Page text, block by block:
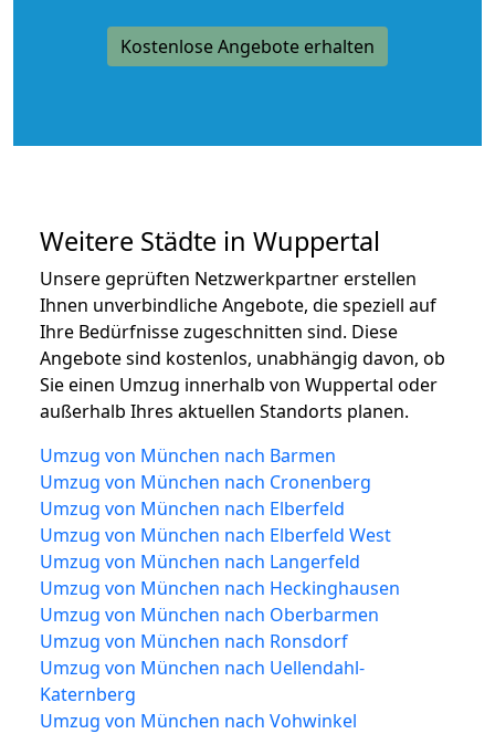
Kostenlose Angebote erhalten
Weitere Städte in Wuppertal
Unsere geprüften Netzwerkpartner erstellen
Ihnen unverbindliche Angebote, die speziell auf
Ihre Bedürfnisse zugeschnitten sind. Diese
Angebote sind kostenlos, unabhängig davon, ob
Sie einen Umzug innerhalb von Wuppertal oder
außerhalb Ihres aktuellen Standorts planen.
Umzug von München nach Barmen
Umzug von München nach Cronenberg
Umzug von München nach Elberfeld
Umzug von München nach Elberfeld West
Umzug von München nach Langerfeld
Umzug von München nach Heckinghausen
Umzug von München nach Oberbarmen
Umzug von München nach Ronsdorf
Umzug von München nach Uellendahl-
Katernberg
Umzug von München nach Vohwinkel